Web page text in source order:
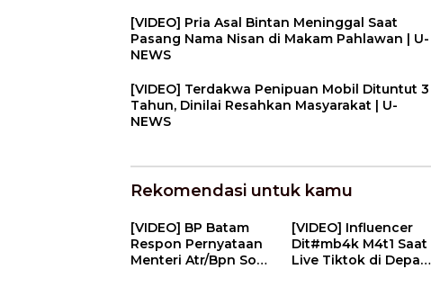
[VIDEO] Pria Asal Bintan Meninggal Saat
Pasang Nama Nisan di Makam Pahlawan | U-
NEWS
[VIDEO] Terdakwa Penipuan Mobil Dituntut 3
Tahun, Dinilai Resahkan Masyarakat | U-
NEWS
Rekomendasi untuk kamu
[VIDEO] BP Batam
Respon Pernyataan
Menteri Atr/Bpn Soal
[VIDEO] Influencer
Dit#mb4k M4t1 Saat
Live Tiktok di Depan